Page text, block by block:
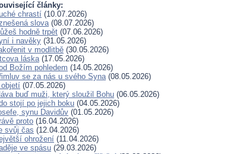
články:
chrastí (10.07.2026)
slova(08.07.2026)
hodně trpět (07.06.2026)
i navěky (31.05.2026)
v modlitbě (30.05.2026)
láska(17.05.2026)
Božím pohledem (14.05.2026)
se za nás u svého Syna(08.05.2026)
(07.05.2026)
buď muži, který sloužil Bohu (06.05.2026)
stojí po jejich boku (04.05.2026)
synu Davidův (01.05.2026)
proto (16.04.2026)
svůj čas (12.04.2026)
ohrožení (11.04.2026)
ve spásu (29.03.2026)